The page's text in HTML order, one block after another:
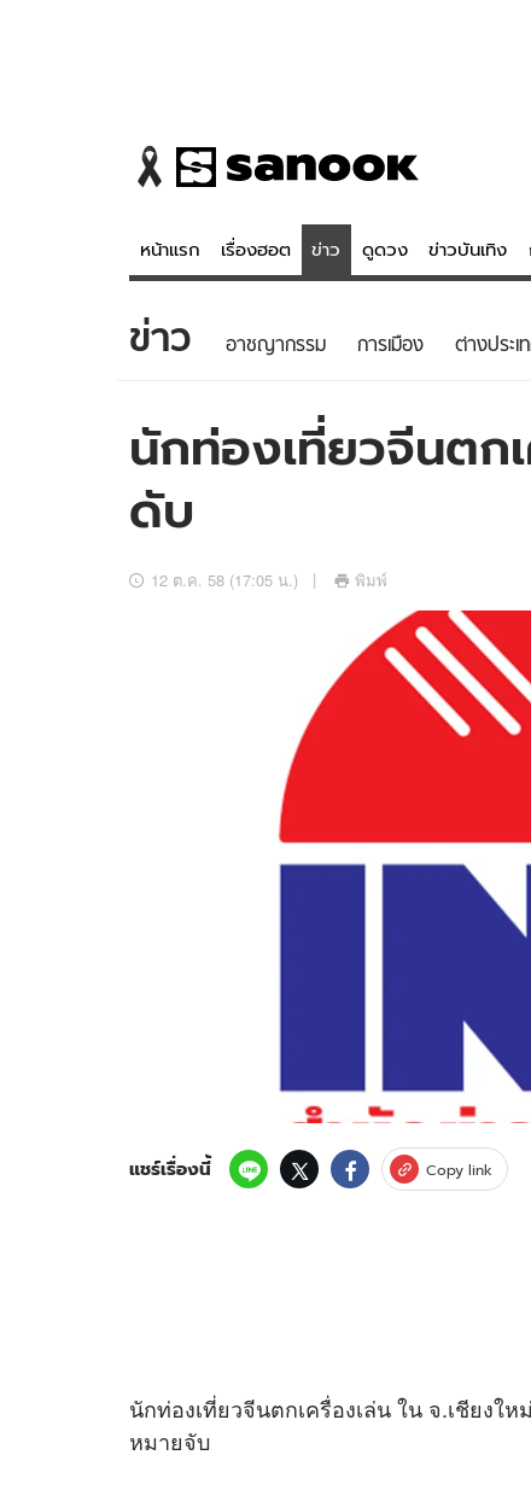
หน้าแรก เรื่องฮอต ข่าว ดูดวง ข่าวบันเทิง
ข่าว
ข่าวบันเทิง
ข่าวกีฬา
ข่าวเศรษฐกิจ
อัปเดตจีน
ดูดวง -
สถิติหวยไ
ดาวน์โหลดสนุกแอปฟรี
บริษัท อิมเมจ ฟิวเจอร์ (ประเทศไทย) จำกัด
ข่าว อาชญากรรม การเมือง ต่างประเ
นักท่องเที่ยวจีนตก
ดับ
12 ต.ค. 58 (17:05 น.) พิมพ์
แชร์เรื่องนี้ Copy link
นักท่องเที่ยวจีนตกเครื่องเล่น ใน จ.เชียงใ
หมายจับ